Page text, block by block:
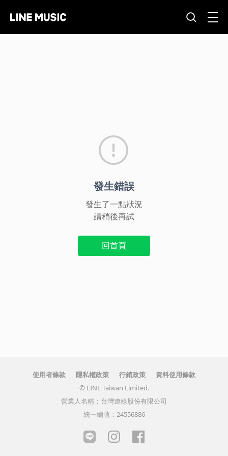
發生錯誤
發生了一點狀況
請稍後再試
回首頁
使用者條款 隱私權政策 行銷政策
資料使用條款
© LINE Taiwan Limited.
營業人名稱：台灣連線股份有限公司
統一編號：24556886